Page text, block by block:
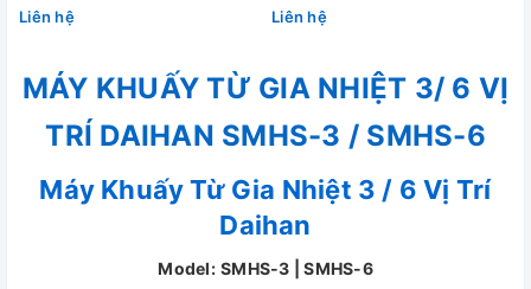
Liên hệ Liên hệ
MÁY KHUẤY TỪ GIA NHIỆT 3/ 6 VỊ
TRÍ DAIHAN SMHS-3 / SMHS-6
Máy Khuấy Từ Gia Nhiệt 3 / 6 Vị Trí
Daihan
Model: SMHS-3 | SMHS-6